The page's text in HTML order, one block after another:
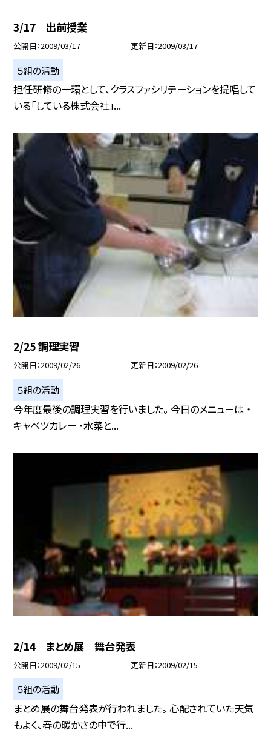
3/17 出前授業
公開日 2009/03/17 更新日 2009/03/17
５組の活動
担任研修の一環として、クラスファシリテーションを提唱して
いる「している株式会社」...
2/25 調理実習
公開日 2009/02/26 更新日 2009/02/26
５組の活動
今年度最後の調理実習を行いました。 今日のメニューは ・
キャベツカレー ・水菜と...
2/14 まとめ展 舞台発表
公開日 2009/02/15 更新日 2009/02/15
５組の活動
まとめ展の舞台発表が行われました。 心配されていた天気
もよく、春の暖かさの中で行...